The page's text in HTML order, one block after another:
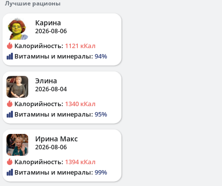
Лучшие рационы
Карина
2026-08-06
Калорийность: 1121 кКал
Витамины и минералы: 94%
Элина
2026-08-04
Калорийность: 1340 кКал
Витамины и минералы: 95%
Ирина Макс
2026-08-06
Калорийность: 1394 кКал
Витамины и минералы: 99%